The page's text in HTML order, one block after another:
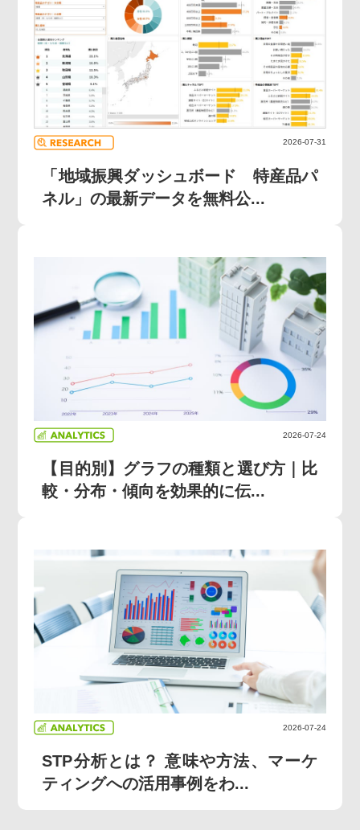
2026-07-31
「地域振興ダッシュボード 特産品パ
ネル」の最新データを無料公...
2026-07-24
【目的別】グラフの種類と選び方｜比
較・分布・傾向を効果的に伝...
2026-07-24
STP分析とは？ 意味や方法、マーケ
ティングへの活用事例をわ...